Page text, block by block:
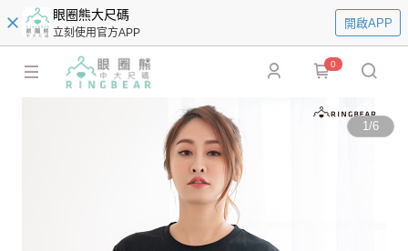
眼圈熊大尺碼
立刻使用官方APP
開啟APP
0
1/6